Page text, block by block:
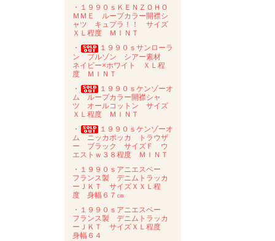
・１９９０ｓＫＥＮＺＯＨＯ
ＭＭＥ ループカラー開襟シ
ャツ キュプラ！！ サイズ
ＸＬ程度 ＭＩＮＴ
・
１９９０ｓサンローラ
ン ブルゾン シアー素材
ネイビー×ホワイト ＸＬ程
度 ＭＩＮＴ
・
１９９０ｓケンゾーオ
ム ループカラー開襟シャ
ツ オールコットン サイズ
ＸＬ程度 ＭＩＮＴ
・
１９９０ｓケンゾーオ
ム ニッカポッカ トラウザ
ー ブラック サイズＦ ウ
エストｗ３８程度 ＭＩＮＴ
・１９９０ｓアニエスベー
フランス製 デニムトラッカ
ーＪＫＴ サイズＸＸＬ程
度 身幅６７㎝
・１９９０ｓアニエスベー
フランス製 デニムトラッカ
ーＪＫＴ サイズＸＬ程度
身幅６４